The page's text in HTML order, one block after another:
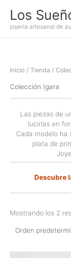
contenido
Los
joyería artesanal de
Inicio / Tienda /
Colección Igara
Las piezas de
lucirlas en
Cada modelo ha
plata de
Descubre
Mostrando los 2